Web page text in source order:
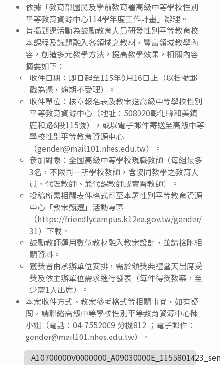
依據「教育部國民及學前教育署高級中等學校性別
平等教育資源中心114學年度工作計畫」辦理。
旨揭甄選活動為鼓勵教育人員研發性別平等教育校
本課程及議題融入各領域之教材，豐富領域教學內
容，創造多元教學方法，提高教學效果，相關內容
摘要如下：
收件日期：即日起至115年9月16日止（以掛號郵
戳為憑，逾期不受理）。
收件單位：核章報名表及教案送高級中等學校性別
平等教育資源中心（地址：508020彰化縣和美鎮
鹿和路6段115號），或以電子郵件寄送至高級中等
學校性別平等教育資源中心
（gender@mail101.nhes.edu.tw）。
參加對象：全國高級中等學校現職教師（每組最多
3名，不限同一所學校教師，含協同教學之教育人
員、代理教師、兼代課教師或實習教師）。
投稿所需相關表件格式可至本署性別平等教育資源
中心「教案甄選」活動專區
（https://friendlycampus.k12ea.gov.tw/gender/
31）下載。
鼓勵教師運用數位教材融入教案設計，並請檢附相
關資料。
獲獎者由承辦單位安排，需於頒獎典禮當天出席受
獎及依主辦單位需求進行發表（每件得獎教案，至
少需1人出席）。
本案收件方式、教案參考格式等相關事宜，如有疑
問，請聯絡高級中等學校性別平等教育資源中心陳
小姐（電話：04-7552009 分機812 ；電子郵件：
gender@mail101.nhes.edu.tw）。